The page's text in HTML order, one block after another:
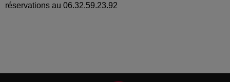
réservations au 06.32.59.23.92